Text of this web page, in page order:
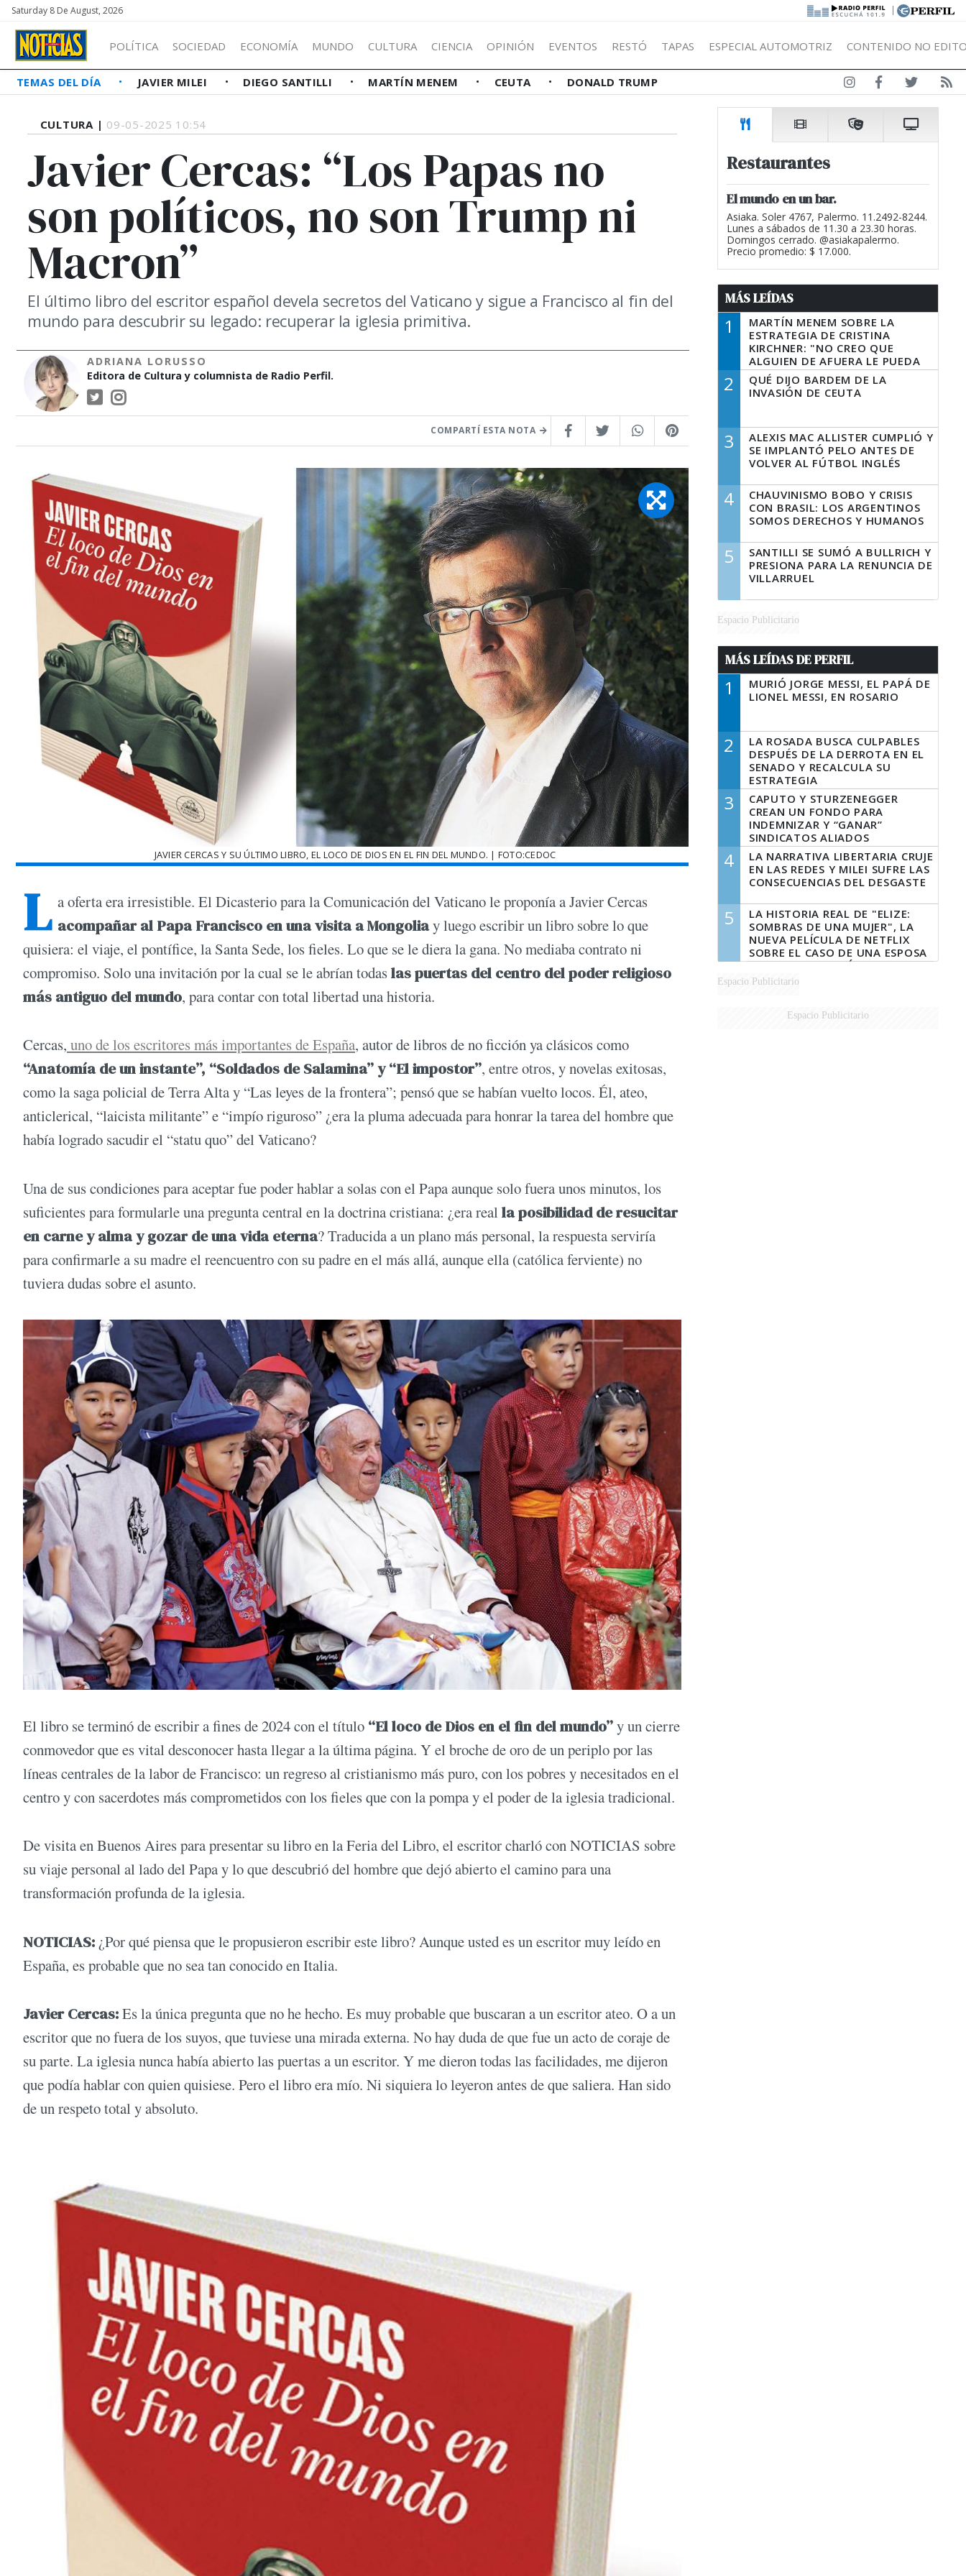
Saturday 8 De August, 2026 |
POLÍTICA SOCIEDAD ECONOMÍA MUNDO CULTURA CIENCIA OPINIÓN EVENTOS RESTÓ TAPAS ESPECIAL AUTOMOTRIZ CONTENIDO NO
TEMAS DEL DÍA JAVIER MILEI DIEGO SANTILLI MARTÍN MENEM CEUTA DONALD TRUMP
CULTURA | 09-05-2025 10:54
Javier Cercas: “Los Papas no
son políticos, no son Trump ni
Macron”
El último libro del escritor español devela secretos del Vaticano y sigue a Francisco al fin del
mundo para descubrir su legado: recuperar la iglesia primitiva.
ADRIANA LORUSSO
Editora de Cultura y columnista de Radio Perfil.
COMPARTÍ ESTA NOTA
JAVIER CERCAS Y SU ÚLTIMO LIBRO, EL LOCO DE DIOS EN EL FIN DEL MUNDO. | FOTO:CEDOC
L a oferta era irresistible. El Dicasterio para la Comunicación del Vaticano le proponía a Javier Cercas
acompañar al Papa Francisco en una visita a Mongoliay luego escribir un libro sobre lo que
quisiera: el viaje, el pontífice, la Santa Sede, los fieles. Lo que se le diera la gana. No mediaba contrato ni
compromiso. Solo una invitación por la cual se le abrían todaslas puertas del centro del poder religioso
más antiguo del mundo, para contar con total libertad una historia.
Cercas, uno de los escritores más importantes de España, autor de libros de no ficción ya clásicos como
“Anatomía de un instante”, “Soldados de Salamina” y “El impostor”, entre otros, y novelas exitosas,
como la saga policial de Terra Alta y “Las leyes de la frontera”; pensó que se habían vuelto locos. Él, ateo,
anticlerical, “laicista militante” e “impío riguroso” ¿era la pluma adecuada para honrar la tarea del hombre que
había logrado sacudir el “statu quo” del Vaticano?
Una de sus condiciones para aceptar fue poder hablar a solas con el Papa aunque solo fuera unos minutos, los
suficientes para formularle una pregunta central en la doctrina cristiana: ¿era real la posibilidad de resucitar
en carne y alma y gozar de una vida eterna? Traducida a un plano más personal, la respuesta serviría
para confirmarle a su madre el reencuentro con su padre en el más allá, aunque ella (católica ferviente) no
tuviera dudas sobre el asunto.
El libro se terminó de escribir a fines de 2024 con el título “El loco de Dios en el fin del mundo”y un cierre
conmovedor que es vital desconocer hasta llegar a la última página. Y el broche de oro de un periplo por las
líneas centrales de la labor de Francisco: un regreso al cristianismo más puro, con los pobres y necesitados en el
centro y con sacerdotes más comprometidos con los fieles que con la pompa y el poder de la iglesia tradicional.
De visita en Buenos Aires para presentar su libro en la Feria del Libro, el escritor charló con NOTICIAS sobre
su viaje personal al lado del Papa y lo que descubrió del hombre que dejó abierto el camino para una
transformación profunda de la iglesia.
NOTICIAS: ¿Por qué piensa que le propusieron escribir este libro? Aunque usted es un escritor muy leído en
España, es probable que no sea tan conocido en Italia.
Javier Cercas:Es la única pregunta que no he hecho. Es muy probable que buscaran a un escritor ateo. O a un
escritor que no fuera de los suyos, que tuviese una mirada externa. No hay duda de que fue un acto de coraje de
su parte. La iglesia nunca había abierto las puertas a un escritor. Y me dieron todas las facilidades, me dijeron
que podía hablar con quien quisiese. Pero el libro era mío. Ni siquiera lo leyeron antes de que saliera. Han sido
de un respeto total y absoluto.
Restaurantes
El mundo en un bar.
Asiaka. Soler 4767, Palermo. 11.2492-8244.
Lunes a sábados de 11.30 a 23.30 horas.
Domingos cerrado. @asiakapalermo.
Precio promedio: $ 17.000.
MÁS LEÍDAS
1
MARTÍN MENEM SOBRE LA
ESTRATEGIA DE CRISTINA
KIRCHNER: "NO CREO QUE
ALGUIEN DE AFUERA LE PUEDA
DECIR A LA JUSTICIA LO QUE
TIENE QUE HACER"
2
QUÉ DIJO BARDEM DE LA
INVASIÓN DE CEUTA
3
ALEXIS MAC ALLISTER CUMPLIÓ Y
SE IMPLANTÓ PELO ANTES DE
VOLVER AL FÚTBOL INGLÉS
4
CHAUVINISMO BOBO Y CRISIS
CON BRASIL: LOS ARGENTINOS
SOMOS DERECHOS Y HUMANOS
5
SANTILLI SE SUMÓ A BULLRICH Y
PRESIONA PARA LA RENUNCIA DE
VILLARRUEL
Espacio Publicitario
MÁS LEÍDAS DE PERFIL
1
MURIÓ JORGE MESSI, EL PAPÁ DE
LIONEL MESSI, EN ROSARIO
2
LA ROSADA BUSCA CULPABLES
DESPUÉS DE LA DERROTA EN EL
SENADO Y RECALCULA SU
ESTRATEGIA
3
CAPUTO Y STURZENEGGER
CREAN UN FONDO PARA
INDEMNIZAR Y “GANAR”
SINDICATOS ALIADOS
4
LA NARRATIVA LIBERTARIA CRUJE
EN LAS REDES Y MILEI SUFRE LAS
CONSECUENCIAS DEL DESGASTE
5
LA HISTORIA REAL DE "ELIZE:
SOMBRAS DE UNA MUJER", LA
NUEVA PELÍCULA DE NETFLIX
SOBRE EL CASO DE UNA ESPOSA
QUE DESCUARTIZÓ A SU
MARIDO
Espacio Publicitario
Espacio Publicitario